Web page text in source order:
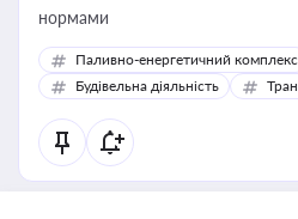
нормами
Паливно-енергетичний комплекс
Будівельна діяльність